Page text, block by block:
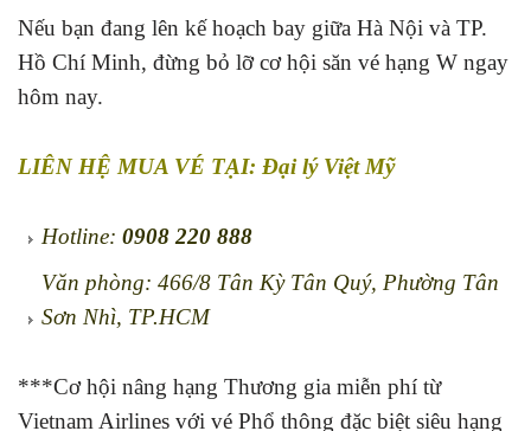
Nếu bạn đang lên kế hoạch bay giữa Hà Nội và TP.
Hồ Chí Minh, đừng bỏ lỡ cơ hội săn vé hạng W ngay
hôm nay.
LIÊN HỆ MUA VÉ TẠI: Đại lý Việt Mỹ
Hotline: 0908 220 888
Văn phòng: 466/8 Tân Kỳ Tân Quý, Phường Tân
Sơn Nhì, TP.HCM
***Cơ hội nâng hạng Thương gia miễn phí từ
Vietnam Airlines với vé Phổ thông đặc biệt siêu hạng